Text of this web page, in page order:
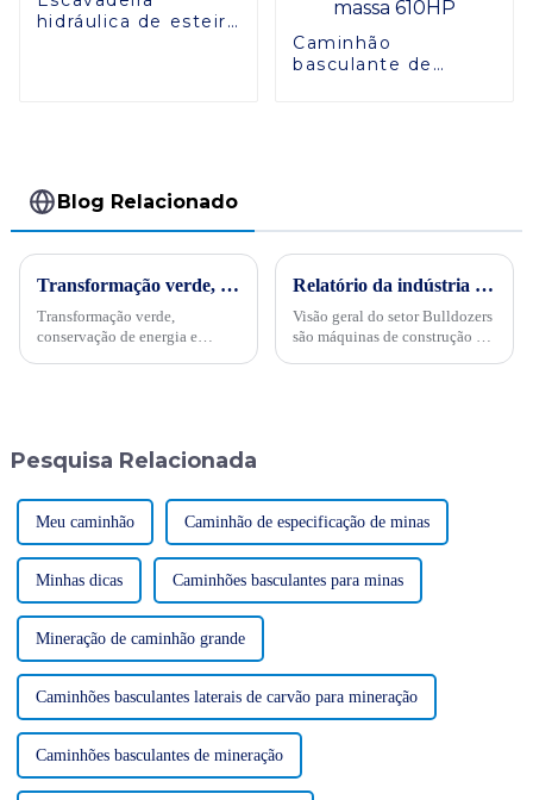
hidráulica de esteira
Caminhão
basculante de
Blog Relacionado
Transformação verde, conservação de energia e trabalho árduoPor ocasião da “34ª Semana Publicitária de Conservação de Energia” nacional de 2024, no dia 15 de maio, empresas internacionais realizaram projetos de energia
Transformação verde,
conservação de energia e
Relatório da indústria de escavadeiras de 2024, SINOMACH lidera a tendência
Visão geral do setor Bulldozers
são máquinas de construção em
Pesquisa Relacionada
Meu caminhão Caminhão de especificação de minas
Minhas dicas Caminhões basculantes para minas
Mineração de caminhão grande
Caminhões basculantes laterais de carvão para mineração
Caminhões basculantes de mineração